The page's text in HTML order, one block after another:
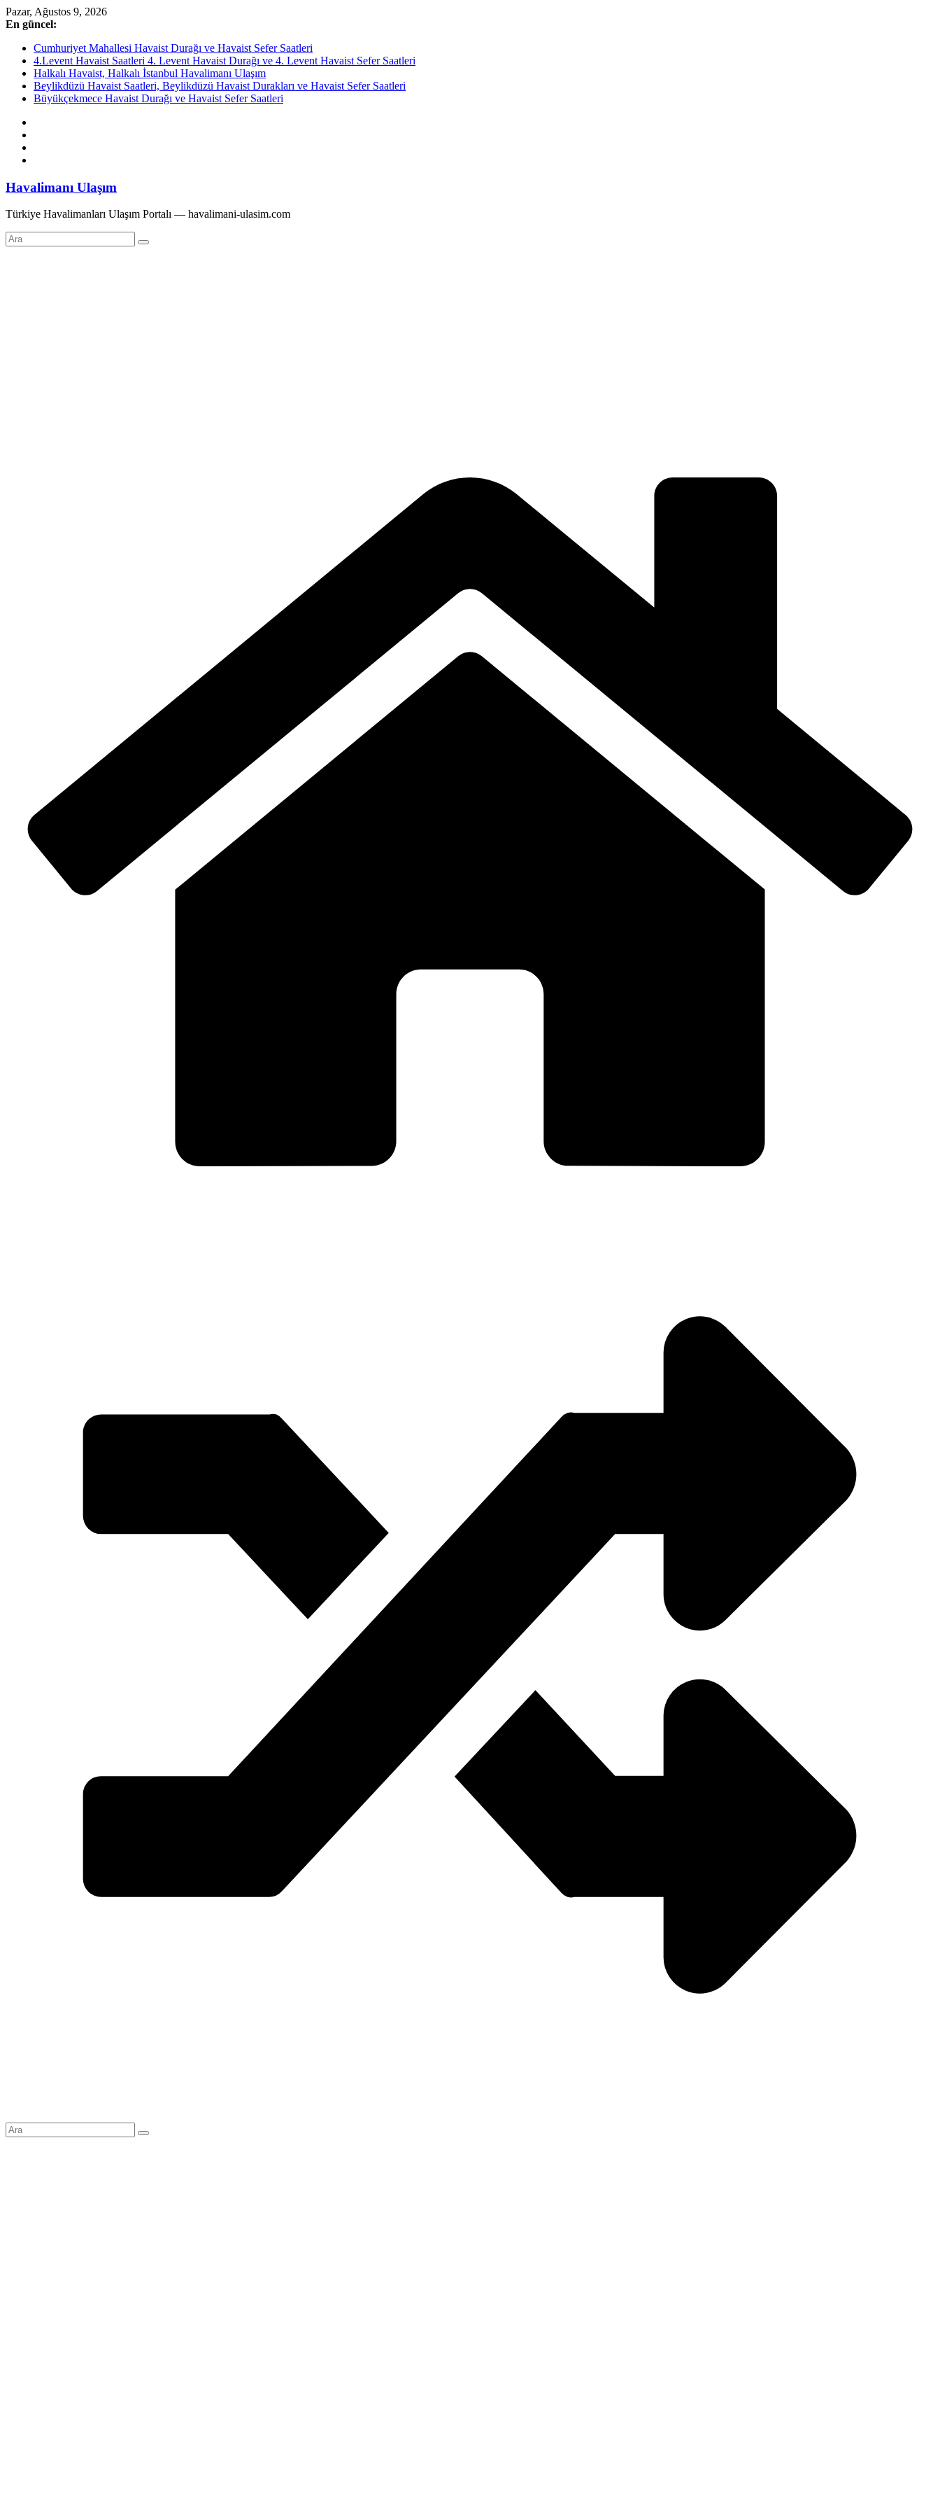
Skip
to
Pazar, Ağustos 9, 2026
En güncel:
Cumhuriyet Mahallesi Havaist Durağı ve Havaist Sefer Saatleri
4.Levent Havaist Saatleri 4. Levent Havaist Durağı ve 4. Levent Havaist Sefer Saatleri
Halkalı Havaist, Halkalı İstanbul Havalimanı Ulaşım
Beylikdüzü Havaist Saatleri, Beylikdüzü Havaist Durakları ve Havaist Sefer Saatleri
Büyükçekmece Havaist Durağı ve Havaist Sefer Saatleri
Havalimanı Ulaşım
Türkiye Havalimanları Ulaşım Portalı — havalimani-ulasim.com